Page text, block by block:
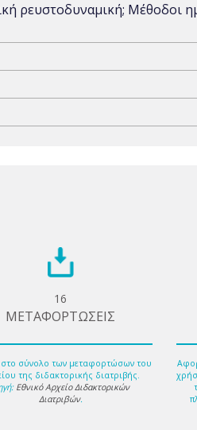
ρευστοδυναμική; Μέθοδοι
16
ΜΕΤΑΦΟΡΤΩΣΕΙΣ
σύνολο των μεταφορτώσων του
της διδακτορικής διατριβής.
Εθνικό Αρχείο Διδακτορικών
Διατριβών.